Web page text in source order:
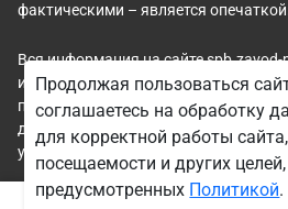
фактическими – является
Вся информация на сайте
исключительно ознакомительный и
при каких условиях не является
дополнительную информацию можно
указанным на сайте.
Продолжая пользоваться
соглашаетесь на обработку
для корректной работы
посещаемости и других целей,
предусмотренных Политикой.